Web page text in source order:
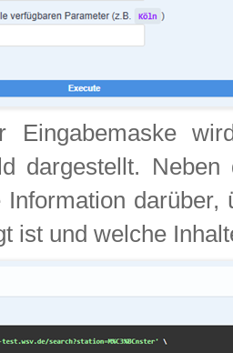
Eingabemaske
dargestellt.
Information
ist und welche